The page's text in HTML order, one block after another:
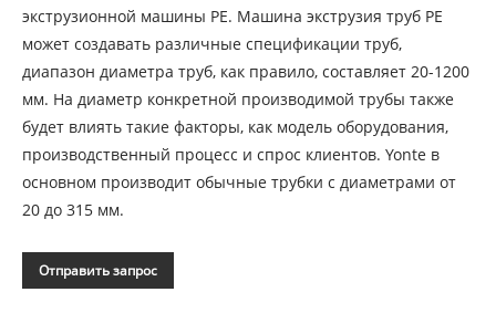
экструзионной машины PE. Машина экструзия труб PE
может создавать различные спецификации труб,
диапазон диаметра труб, как правило, составляет 20-1200
мм. На диаметр конкретной производимой трубы также
будет влиять такие факторы, как модель оборудования,
производственный процесс и спрос клиентов. Yonte в
основном производит обычные трубки с диаметрами от
20 до 315 мм.
Отправить запрос